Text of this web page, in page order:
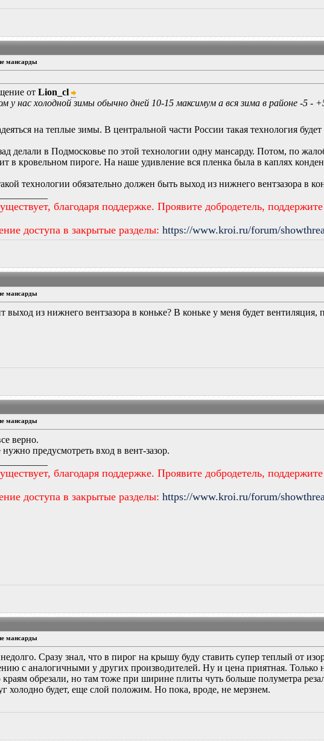
мансарды
отLion_cl
у нас холодной зимы обычно дней 10-15 максимум а вся зима в районе -5 -
на теплые зимы. В центральной части России такая технология
делали в Подмосковье по этой технологии одну мансарду. Потом, по
в кровельном пироге. На наше удивление вся пленка была в каплях
технологии обязательно должен быть выход из нижнего вентзазора в
благодаря поддержке. Проявите добродетель,
доступа в закрытые разделы:https://www.kroi.ru/forum/
мансарды
выход из нижнего вентзазора в коньке? В коньке у меня будет
мансарды
верно.
нужно предусмотреть вход в вент-зазор.
благодаря поддержке. Проявите добродетель,
доступа в закрытые разделы:https://www.kroi.ru/forum/
мансарды
Сразу знал, что в пирог на крышу буду ставить супер теплый от
с аналогичными у других производителей. Ну и цена приятная.
краям обрезали, но там тоже при ширине плиты чуть больше полуметра
холодно будет, еще слой положим. Но пока, вроде, не мерзнем.